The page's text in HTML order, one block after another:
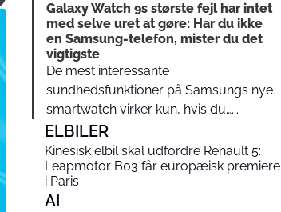
Galaxy Watch 9s største fejl har intet
med selve uret at gøre: Har du ikke
en Samsung-telefon, mister du det
vigtigste
De mest interessante
sundhedsfunktioner på Samsungs nye
smartwatch virker kun, hvis du…...
ELBILER
Kinesisk elbil skal udfordre Renault 5:
Leapmotor B03 får europæisk premiere
i Paris
AI